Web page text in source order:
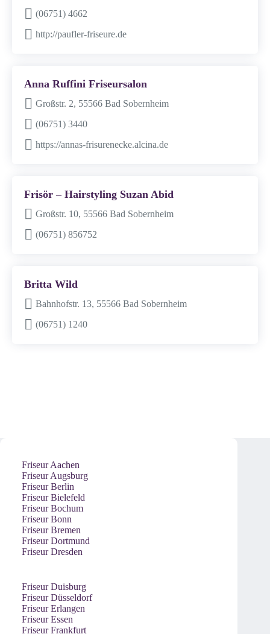
(06751) 4662
http://paufler-friseure.de
Anna Ruffini Friseursalon
Großstr. 2, 55566 Bad Sobernheim
(06751) 3440
https://annas-frisurenecke.alcina.de
Frisör – Hairstyling Suzan Abid
Großstr. 10, 55566 Bad Sobernheim
(06751) 856752
Britta Wild
Bahnhofstr. 13, 55566 Bad Sobernheim
(06751) 1240
Friseur Aachen
Friseur Augsburg
Friseur Berlin
Friseur Bielefeld
Friseur Bochum
Friseur Bonn
Friseur Bremen
Friseur Dortmund
Friseur Dresden
Friseur Duisburg
Friseur Düsseldorf
Friseur Erlangen
Friseur Essen
Friseur Frankfurt